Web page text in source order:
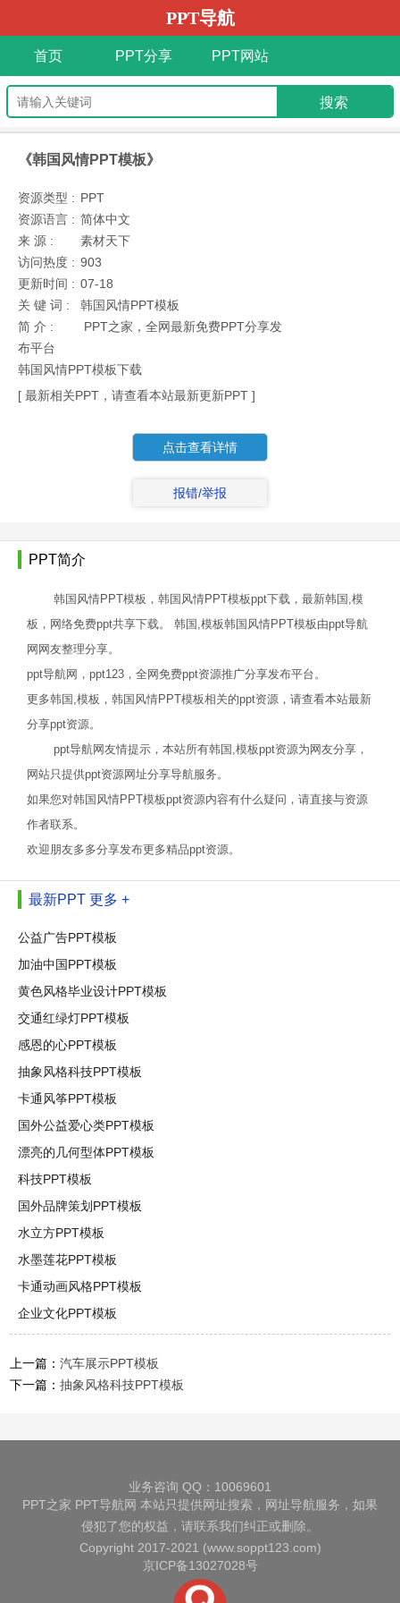
PPT导航
首页 PPT分享 PPT网站
《韩国风情PPT模板》
资源类型 : PPT
资源语言 : 简体中文
来 源 :
素材天下
访问热度 : 903
更新时间 : 07-18
关 键 词 :
韩国风情PPT模板
简 介 :
PPT之家，全网最新免费PPT分享发
布平台
韩国风情PPT模板下载
[ 最新相关PPT，请查看本站最新更新PPT ]
点击查看详情
报错/举报
PPT简介
韩国风情PPT模板，韩国风情PPT模板ppt下载，最新韩国,模
板，网络免费ppt共享下载。 韩国,模板韩国风情PPT模板由ppt导航
网网友整理分享。
ppt导航网，ppt123，全网免费ppt资源推广分享发布平台。
更多韩国,模板，韩国风情PPT模板相关的ppt资源，请查看本站最新
分享ppt资源。
ppt导航网友情提示，本站所有韩国,模板ppt资源为网友分享，
网站只提供ppt资源网址分享导航服务。
如果您对韩国风情PPT模板ppt资源内容有什么疑问，请直接与资源
作者联系。
欢迎朋友多多分享发布更多精品ppt资源。
最新PPT 更多 +
公益广告PPT模板
加油中国PPT模板
黄色风格毕业设计PPT模板
交通红绿灯PPT模板
感恩的心PPT模板
抽象风格科技PPT模板
卡通风筝PPT模板
国外公益爱心类PPT模板
漂亮的几何型体PPT模板
科技PPT模板
国外品牌策划PPT模板
水立方PPT模板
水墨莲花PPT模板
卡通动画风格PPT模板
企业文化PPT模板
上一篇：汽车展示PPT模板
下一篇：抽象风格科技PPT模板
业务咨询 QQ：10069601
PPT之家 PPT导航网 本站只提供网址搜索，网址导航服务，如果
侵犯了您的权益，请联系我们纠正或删除。
Copyright 2017-2021 (www.soppt123.com)
京ICP备13027028号